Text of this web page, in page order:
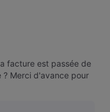
facture est passée de
Merci d'avance pour